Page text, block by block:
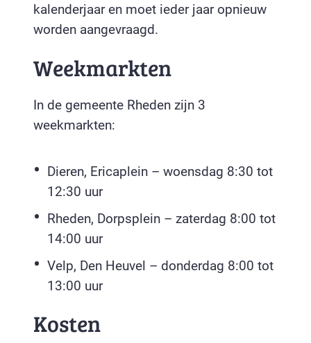
kalenderjaar en moet ieder jaar opnieuw
worden aangevraagd.
Weekmarkten
In de gemeente Rheden zijn 3
weekmarkten:
Dieren, Ericaplein – woensdag 8:30 tot
12:30 uur
Rheden, Dorpsplein – zaterdag 8:00 tot
14:00 uur
Velp, Den Heuvel – donderdag 8:00 tot
13:00 uur
Kosten